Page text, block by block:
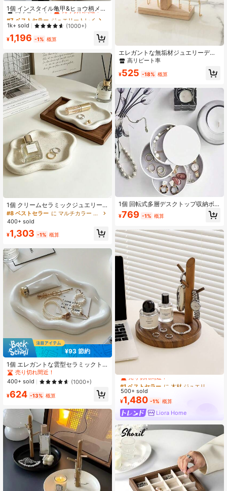
1個 インスタイル亀甲&ヒョウ柄メタ
ルトレイ、木製ボール、非対称的な
透明ジオメトリックアロマスタン
ド、高級感あふれるホームデコレー
ションアクセサリー、アクリルブラ
ックミラームーントレイ、洗練され
も最適なデザイン、を取り入れたお
しゃれな空間作り、クリスマスや年
末年始の特別なシーンを彩るアイテ
ム、贈り物や自分へのご褒美におす
すめ、シンプルでありながら存在感
のあるスタイル、居心地の良い空間
を演出するための必需品。
高リピート率
売り切れ間近！
#7 ベストセラー
ジュエリートレイ
高リピート率
売り切れ間近！
#7 ベストセラー
ジュエリートレイ
高リピート率
売り切れ間近！
#7 ベストセラー
高リピート率
売り切れ間近！
1k+ sold (1000+)
¥1,196 -1% 概算
1個 クリームセラミックジュエリー
トレー、侘び寂び 非対称トリンケッ
トディッシュ、玄関キー/お香ホルダ
クキャッチオールトレー、ミルキー
ホワイト ドット柄ジュエリーボック
ス、バニティイヤリングネックレス
オーガナイザー、ラグジュアリーク
ラウド型キャッチオールトレー、玄
関キーホルダー、バニティメイクア
ップオーガナイザートレー
#8 ベストセラー
に マルチカラー ジュエリートレイ
400+ sold
¥1,303 -1% 概算
¥93 節約
1個 エレガントな雲型セラミックト
レー - シングルレイヤー ラグジュア
リージュエリーとパフュームディス
プレイスタンド、洗練されたジュエ
リートレー ホーム、リビングルー
ム、オフィスの鍵の収納に最適 - ク
インデーの理想的なギフト、スタイ
リッシュな整理に最適、美的なタッ
チであなたのスペースを引き上げ
る、ホリデーギフトや季節の祝祭に
最適、この独特のアイテムであなた
のホームデコレーションを引き上げ
る、ファッション先駆者にぴった
り、スタイリッシュなホームにとっ
て必須のアクセサリー
売り切れ間近！
400+ sold
(1000+)
¥624 -13% 概算
レーション機能を兼ね備えています
エレガントな無垢材ジュエリーディ
スプレイスタンド、シングルティア
クレスオーガナイザー、ファッショ
セサリー収納ボックス
高リピート率
¥525 -18% 概算
1個 回転式多層デスクトップ収納ボ
ックス 蓋付き (ホワイト/ブラック)、
大容量多層収納ボックス、ヘアアク
理に適しています、プラスチック製
回転式収納ラック、省スペースオフ
ィス収納、回転式収納キャビネッ
ト、ジュエリートレイ
¥769 -1% 概算
#1 ベストセラー
売り切れ間近！
#1 ベストセラー
売り切れ間近！
#1 ベストセラー
売り切れ間近！
#1 ベストセラー
売り切れ間近！
500+ sold
¥1,480 -1% 概算
Liora Home